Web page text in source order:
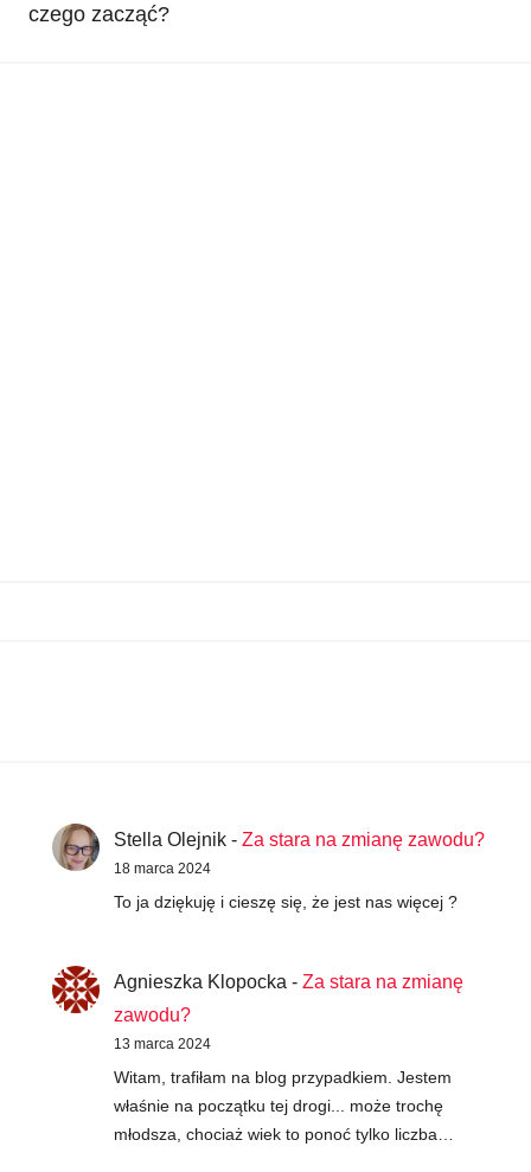
czego zacząć?
Stella Olejnik - Za stara na zmianę zawodu?
18 marca 2024
To ja dziękuję i cieszę się, że jest nas więcej ?
Agnieszka Klopocka - Za stara na zmianę
zawodu?
13 marca 2024
Witam, trafiłam na blog przypadkiem. Jestem
właśnie na początku tej drogi... może trochę
młodsza, chociaż wiek to ponoć tylko liczba…